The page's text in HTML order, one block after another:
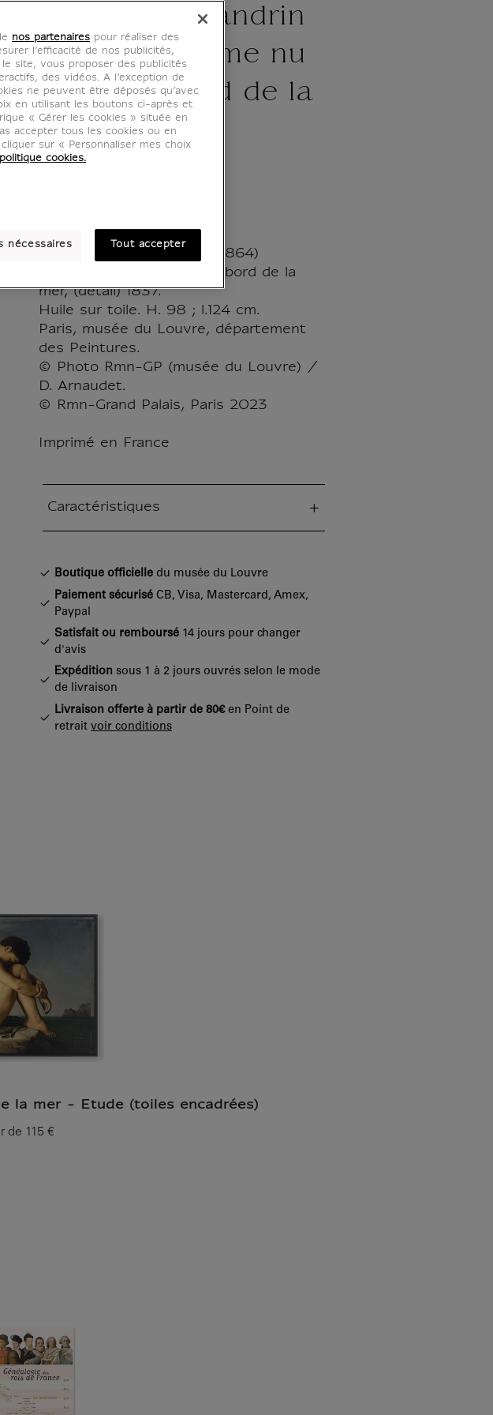
Hippolyte Flandrin
- Jeune homme nu
assis au bord de la
mer, 1837 -
24x30cm
Hippolyte Flandrin (1809-1864)
Jeune homme nu assis au bord de la
mer, (détail) 1837.
Huile sur toile. H. 98 ; l.124 cm.
Paris, musée du Louvre, département
des Peintures.
© Photo Rmn-GP (musée du Louvre) /
D. Arnaudet.
© Rmn-Grand Palais, Paris 2023
Imprimé en France
Caractéristiques
Boutique officielle du musée du Louvre
Paiement sécurisé CB, Visa, Mastercard, Amex,
Paypal
Satisfait ou remboursé 14 jours pour changer
d'avis
Expédition sous 1 à 2 jours ouvrés selon le mode
de livraison
Livraison offerte à partir de 80€en Point de
retrait voir conditions
la mer - Etude (toiles encadrées)
de
Prix ​​actuel
115 €
nos partenaires pour réaliser des
l’efficacité de nos publicités,
site, vous proposer des publicités
des vidéos. A l’exception de
ne peuvent être déposés qu’avec
en utilisant les boutons ci-après et
« Gérer les cookies » située en
accepter tous les cookies ou en
sur « Personnaliser mes choix
cookies.
nécessaires Tout accepter